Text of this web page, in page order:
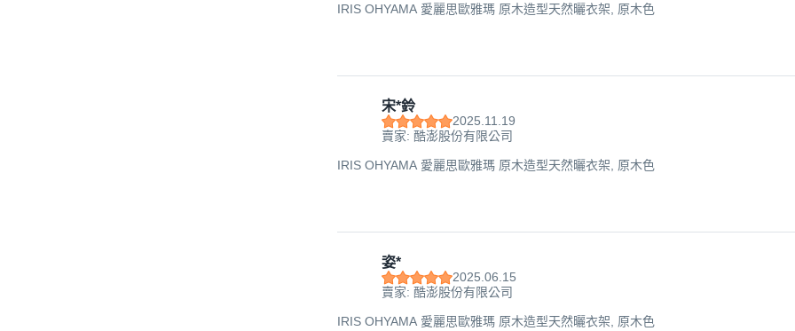
IRIS OHYAMA 愛麗思歐雅瑪 原木造型天然曬衣架, 原木色
宋*鈴
2025.11.19
賣家: 酷澎股份有限公司
IRIS OHYAMA 愛麗思歐雅瑪 原木造型天然曬衣架, 原木色
姿*
2025.06.15
賣家: 酷澎股份有限公司
IRIS OHYAMA 愛麗思歐雅瑪 原木造型天然曬衣架, 原木色